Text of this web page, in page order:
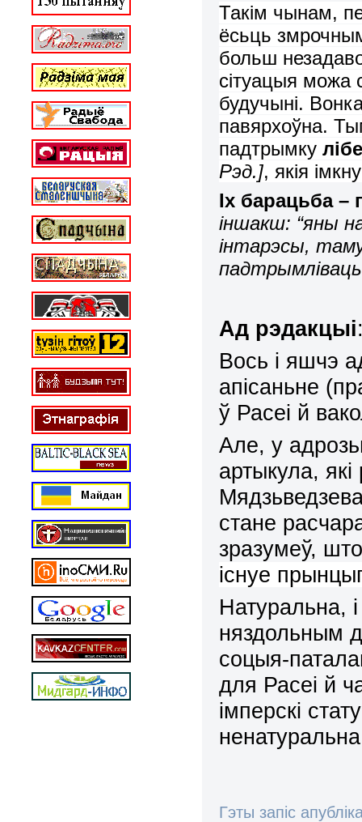
Такім чынам, п
ёсьць
больш
сітуацыя можа
будучыні.
павярхоўна.
падтрымку
Рэд.], якія
Іх барацьба –
іншакш: “яны
інтарэсы,
Ад рэдакцыі
Вось і яшчэ
апісаньне
ў Расеі й
Але, у
артыкула, які
стане
зразумеў,
існуе
Натуральна,
няздольным
соцыя-
для Расеі й
імперскі
Гэты запіс